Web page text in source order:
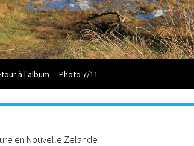
à l'album - Photo 7/11
en Nouvelle Zelande